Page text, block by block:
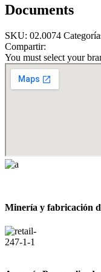
Documents
SKU: 02.0074
Compartir:
You must select your
Minería y fabricación